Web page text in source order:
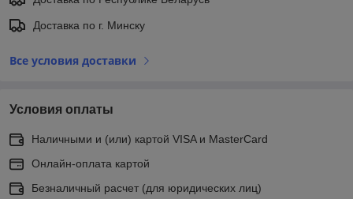
Доставка по г. Минску
Все условия доставки
Условия оплаты
Наличными и (или) картой VISA и MasterCard
Онлайн-оплата картой
Безналичный расчет (для юридических лиц)